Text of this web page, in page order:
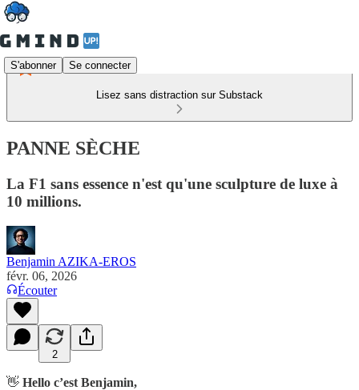
S'abonner Se connecter
Lisez sans distraction sur Substack
PANNE SÈCHE
La F1 sans essence n'est qu'une sculpture de luxe à
10 millions.
Benjamin AZIKA-EROS
févr. 06, 2026
Écouter
2
👋 Hello c’est Benjamin,